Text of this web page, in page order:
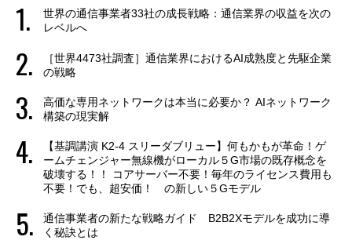
世界の通信事業者33社の成長戦略：通信業界の収益を次の
レベルへ
［世界4473社調査］通信業界におけるAI成熟度と先駆企業
の戦略
高価な専用ネットワークは本当に必要か？ AIネットワーク
構築の現実解
【基調講演 K2-4 スリーダブリュー】何もかもが革命！ゲ
ームチェンジャー無線機がローカル５G市場の既存概念を
破壊する！！ コアサーバー不要！毎年のライセンス費用も
不要！でも、超安価！ の新しい５Gモデル
通信事業者の新たな戦略ガイド B2B2Xモデルを成功に導
く秘訣とは